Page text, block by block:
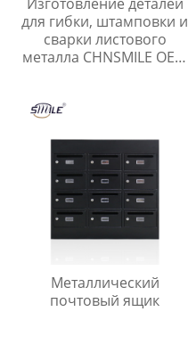
для гибки, штамповки и
сварки листового
металла CHNSMILE OEM
алюминиевых сплавов
Металлический
почтовый ящик